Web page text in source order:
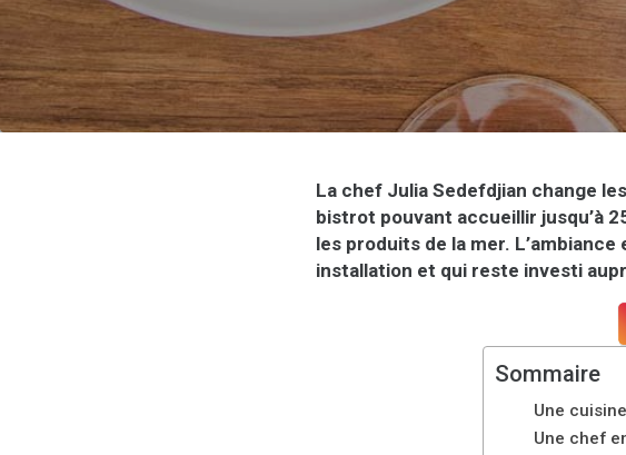
La chef Julia Sedefdjian change
bistrot pouvant accueillir jusqu’à
les produits de la mer.
installation et qui reste investi
Sommaire
Une
Une chef